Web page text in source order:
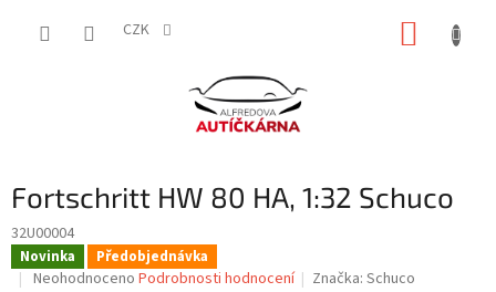
CZK
Fortschritt HW 80 HA, 1:32 Schuco
32U00004
Novinka Předobjednávka
Průměrné
Neohodnoceno Podrobnosti hodnocení Značka:Schuco